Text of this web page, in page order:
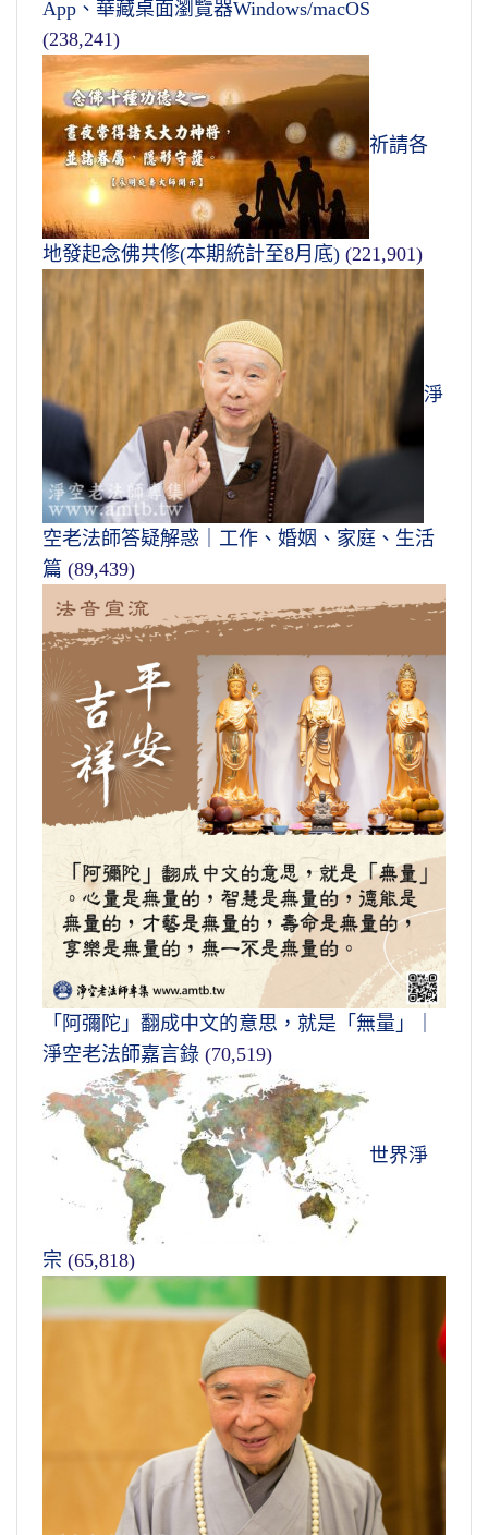
App、華藏桌面瀏覽器Windows/macOS
(238,241)
祈請各
地發起念佛共修(本期統計至8月底) (221,901)
淨
空老法師答疑解惑｜工作、婚姻、家庭、生活
篇 (89,439)
「阿彌陀」翻成中文的意思，就是「無量」｜
淨空老法師嘉言錄 (70,519)
世界淨
宗 (65,818)